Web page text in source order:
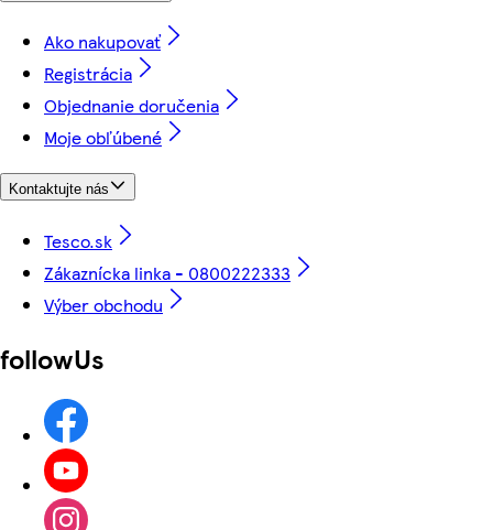
Ako nakupovať
Registrácia
Objednanie doručenia
Moje obľúbené
Kontaktujte nás
Tesco.sk
Zákaznícka linka - 0800222333
Výber obchodu
followUs